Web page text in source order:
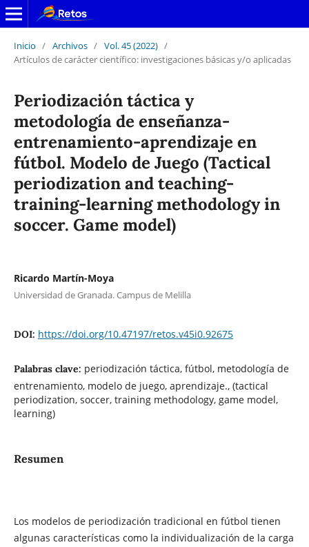
Inicio / Archivos / Vol. 45 (2022) /
Artículos de carácter científico: investigaciones básicas y/o aplicadas
Periodización táctica y
metodología de enseñanza-
entrenamiento-aprendizaje en
fútbol. Modelo de Juego (Tactical
periodization and teaching-
training-learning methodology in
soccer. Game model)
Ricardo Martín-Moya
Universidad de Granada. Campus de Melilla
DOI: https://doi.org/10.47197/retos.v45i0.92675
Palabras clave: periodización táctica, fútbol, metodología de
entrenamiento, modelo de juego, aprendizaje., (tactical
periodization, soccer, training methodology, game model,
learning)
Resumen
Los modelos de periodización tradicional en fútbol tienen
algunas características como la individualización de la carga